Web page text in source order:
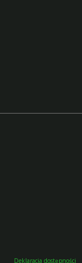
Deklaracja dostępności